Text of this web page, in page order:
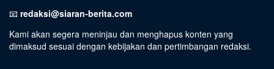
📧 redaksi@siaran-berita.com
Kami akan segera meninjau dan menghapus konten yang
dimaksud sesuai dengan kebijakan dan pertimbangan redaksi.